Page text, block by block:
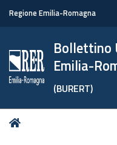
Regione Emilia-Romagna
Bollettino
Emilia-
(BURERT)
Tu